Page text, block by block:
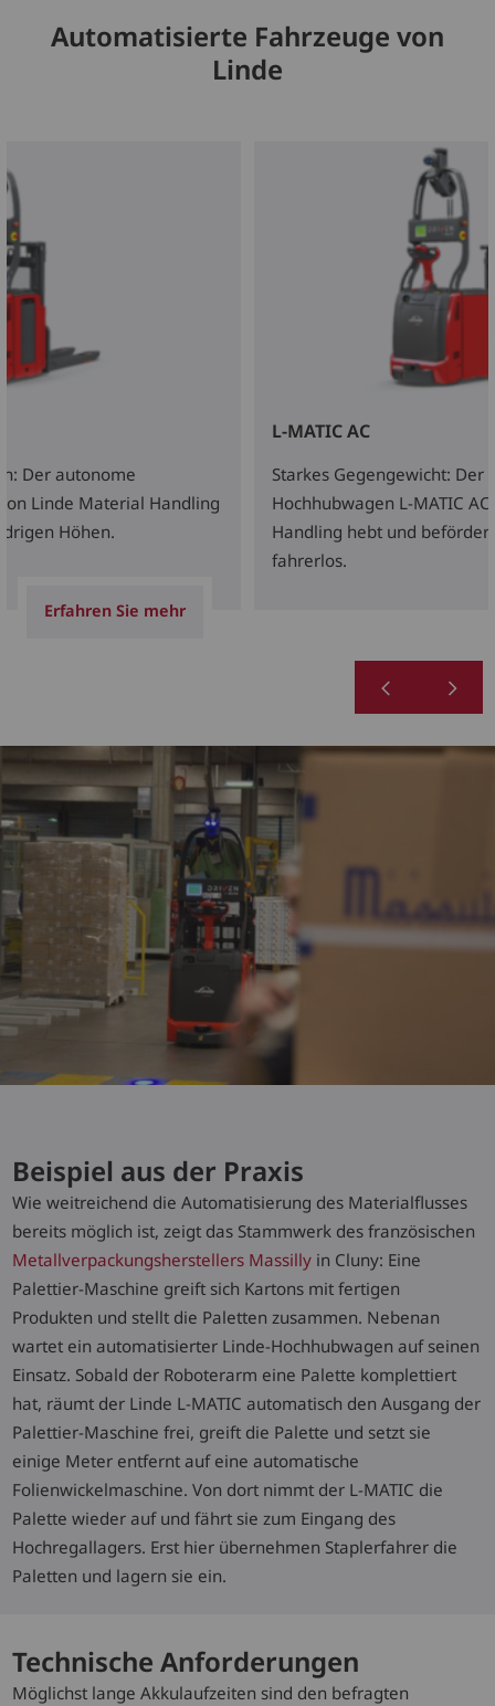
Automatisierte Fahrzeuge von
Linde
Der autonome
Linde Material Handling
Höhen.
Erfahren Sie mehr
L-MATIC AC
Starkes Gegengewicht: Der
Hochhubwagen L-MATIC
Handling hebt und
fahrerlos.
Beispiel aus der Praxis
Wie weitreichend die Automatisierung des Materialflusses
bereits möglich ist, zeigt das Stammwerk des französischen
Metallverpackungsherstellers Massilly in Cluny: Eine
Palettier-Maschine greift sich Kartons mit fertigen
Produkten und stellt die Paletten zusammen. Nebenan
wartet ein automatisierter Linde-Hochhubwagen auf seinen
Einsatz. Sobald der Roboterarm eine Palette komplettiert
hat, räumt der Linde L-MATIC automatisch den Ausgang der
Palettier-Maschine frei, greift die Palette und setzt sie
einige Meter entfernt auf eine automatische
Folienwickelmaschine. Von dort nimmt der L-MATIC die
Palette wieder auf und fährt sie zum Eingang des
Hochregallagers. Erst hier übernehmen Staplerfahrer die
Paletten und lagern sie ein.
Technische Anforderungen
Möglichst lange Akkulaufzeiten sind den befragten